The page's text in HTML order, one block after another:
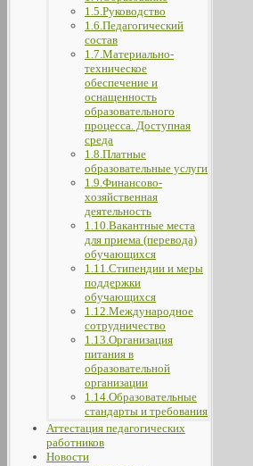
1.5.Руководство
1.6.Педагогический
состав
1.7.Материально-
техническое
обеспечение и
оснащенность
образовательного
процесса. Доступная
среда
1.8.Платные
образовательные услуги
1.9.Финансово-
хозяйственная
деятельность
1.10.Вакантные места
для приема (перевода)
обучающихся
1.11.Стипендии и меры
поддержки
обучающихся
1.12.Международное
сотрудничество
1.13.Организация
питания в
образовательной
организации
1.14.Образовательные
стандарты и требования
Аттестация педагогических
работников
Новости